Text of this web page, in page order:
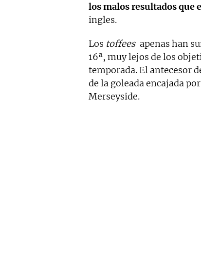
los malos resultados que
ingles.
Los toffees apenas han
16ª, muy lejos de los
temporada. El antecesor
de la goleada encajada
Merseyside.